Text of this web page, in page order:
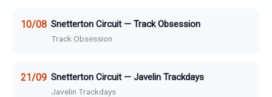
10/08 Snetterton Circuit — Track Obsession
Track Obsession
21/09 Snetterton Circuit — Javelin Trackdays
Javelin Trackdays